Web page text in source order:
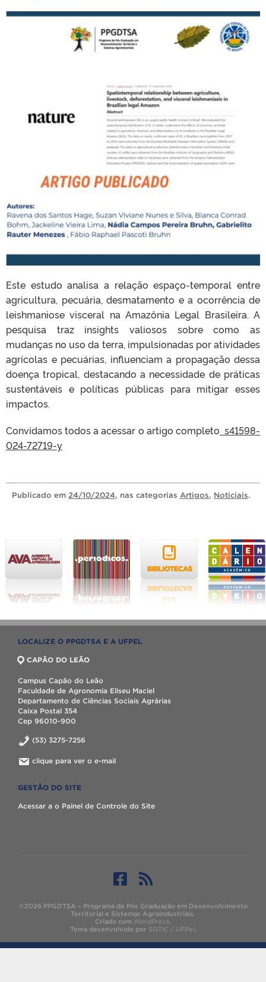
Este estudo analisa a relação espaço-temporal entre
agricultura, pecuária, desmatamento e a ocorrência de
leishmaniose visceral na Amazônia Legal Brasileira. A
pesquisa traz insights valiosos sobre como as
mudanças no uso da terra, impulsionadas por atividades
agrícolas e pecuárias, influenciam a propagação dessa
doença tropical, destacando a necessidade de práticas
sustentáveis e políticas públicas para mitigar esses
impactos.
Convidamos todos a acessar o artigo completo s41598-
024-72719-y
Publicado em 24/10/2024, nas categorias Artigos, Noticiais.
LOCALIZE O PPGDTSA E A UFPEL
CAPÃO DO LEÃO
Campus Capão do Leão
Faculdade de Agronomia Eliseu Maciel
Departamento de Ciências Sociais Agrárias
Caixa Postal 354
Cep 96010-900
(53) 3275-7256
clique para ver o e-mail
GESTÃO DO SITE
Acessar a o Painel de Controle do Site
©2026 PPGDTSA – Programa de Pós Graduação em Desenvolvimento
Territorial e Sistemas Agroindustriais.
Criado com WordPress.
Tema desenvolvido por SGTIC / UFPel.